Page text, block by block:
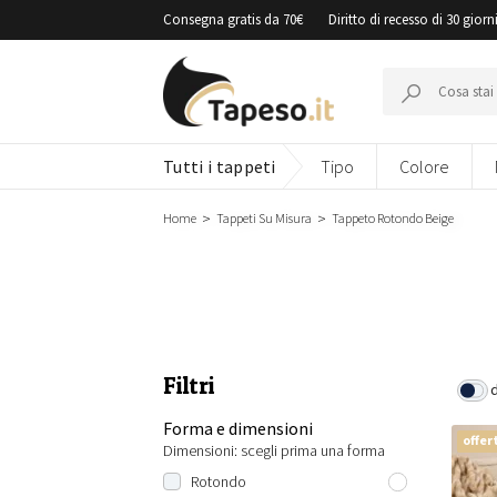
al
Consegna gratis da 70€ Diritto di recesso di 30 giorni
Tutti i tappeti Tipo Colore
Home Tappeti Su Misura Tappeto Rotondo Beige
Filtri
Forma e dimensioni
Dimensioni: scegli prima una forma
Rotondo